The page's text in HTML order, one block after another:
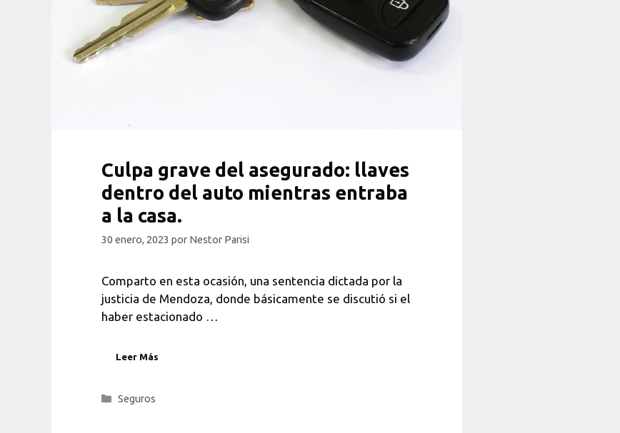
Culpa grave del asegurado: llaves
dentro del auto mientras entraba
a la casa.
30 enero, 2023 por Nestor Parisi
Comparto en esta ocasión, una sentencia dictada por la
justicia de Mendoza, donde básicamente se discutió si el
haber estacionado …
Leer Más
Categorías
Seguros